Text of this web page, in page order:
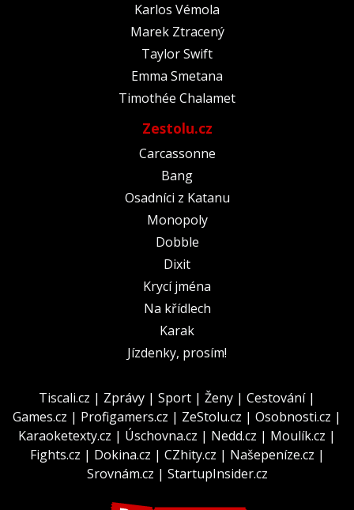
Karlos Vémola
Marek Ztracený
Taylor Swift
Emma Smetana
Timothée Chalamet
Zestolu.cz
Carcassonne
Bang
Osadníci z Katanu
Monopoly
Dobble
Dixit
Krycí jména
Na křídlech
Karak
Jízdenky, prosím!
Tiscali.cz | Zprávy | Sport | Ženy | Cestování|
Games.cz | Profigamers.cz | ZeStolu.cz | Osobnosti.cz |
Karaoketexty.cz | Úschovna.cz | Nedd.cz | Moulík.cz |
Fights.cz | Dokina.cz | CZhity.cz | Našepeníze.cz |
Srovnám.cz | StartupInsider.cz